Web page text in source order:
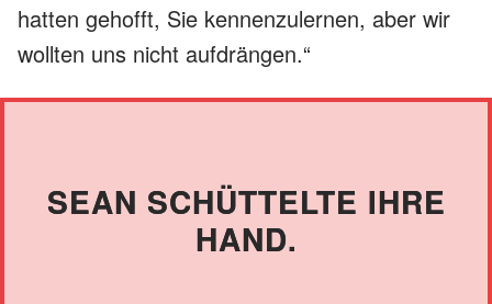
hatten gehofft, Sie kennenzulernen, aber wir
wollten uns nicht aufdrängen.“
SEAN SCHÜTTELTE IHRE
HAND.